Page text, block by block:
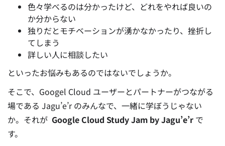
色々学べるのは分かったけど、どれをやれば良いの
か分からない
独りだとモチベーションが湧かなかったり、挫折し
てしまう
詳しい人に相談したい
といったお悩みもあるのではないでしょうか。
そこで、Googel Cloud ユーザーとパートナーがつながる
場である Jagu’e’r のみんなで、一緒に学ぼうじゃない
か。それが Google Cloud Study Jam by Jagu’e’r で
す。